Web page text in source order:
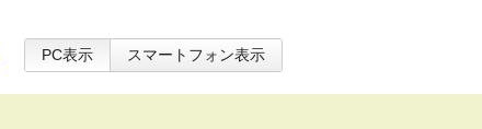
PC表示 スマートフォン表示